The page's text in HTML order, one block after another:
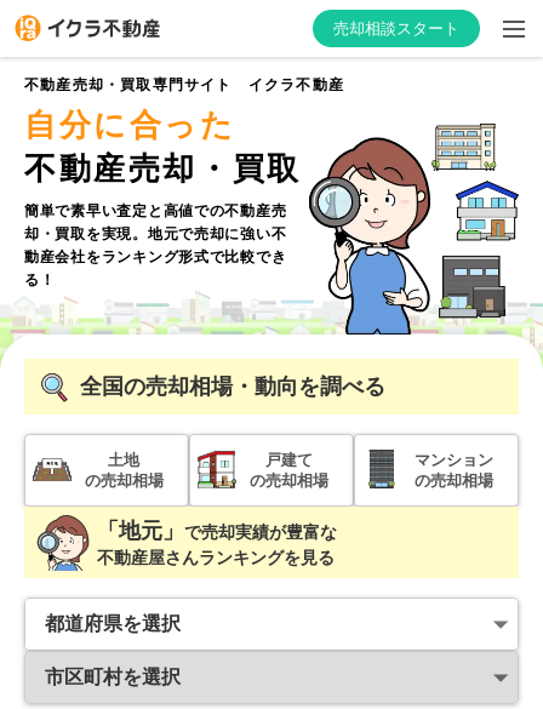
売却相談スタート
はじめての方へ
不動産会社を探す
物件の価格を知る
お家の売却を学ぶ
不動産会社向け情報
不動産売却・買取専門サイト イクラ不動産
自分に合った
不動産売却・買取
簡単で素早い査定と高値での不動産売
却・買取を実現。 地元で売却に強い不
動産会社をランキング形式で比較でき
る！
全国の売却相場・動向を調べる
土地
の売却相場
戸建て
の売却相場
マンション
の売却相場
「地元」 で売却実績が豊富な
不動産屋さんランキングを見る